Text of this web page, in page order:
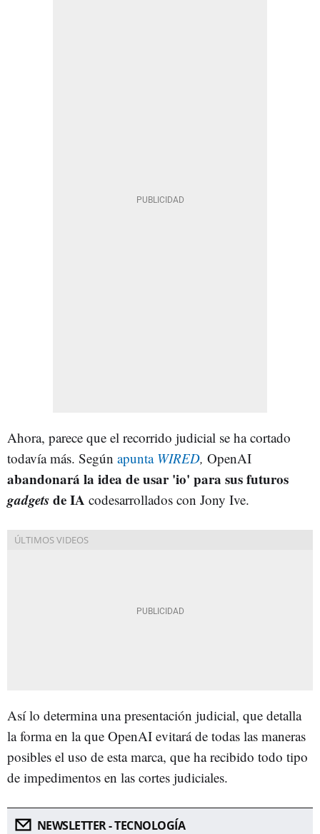
Ahora, parece que el recorrido judicial se ha cortado
todavía más. Según apunta WIRED, OpenAI
abandonará la idea de usar 'io' para sus futuros
gadgetsde IA codesarrollados con Jony Ive.
Así lo determina una presentación judicial, que detalla
la forma en la que OpenAI evitará de todas las maneras
posibles el uso de esta marca, que ha recibido todo tipo
de impedimentos en las cortes judiciales.
NEWSLETTER - TECNOLOGÍA